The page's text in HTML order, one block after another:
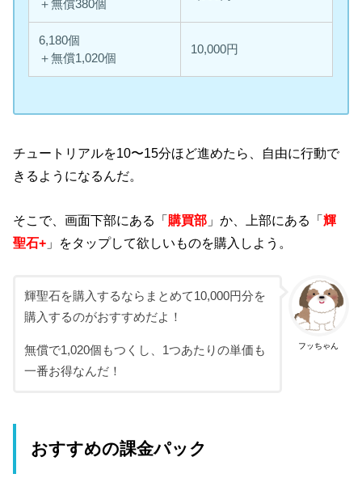
＋無償380個
6,180個
＋無償1,020個
10,000円
チュートリアルを10〜15分ほど進めたら、自由に行動で
きるようになるんだ。
そこで、画面下部にある「購買部 」か、上部にある「輝
聖石+ 」をタップして欲しいものを購入しよう。
フッちゃん
輝聖石を購入するならまとめて10,000円分を
購入するのがおすすめだよ！
無償で1,020個もつくし、1つあたりの単価も
一番お得なんだ！
おすすめの課金パック